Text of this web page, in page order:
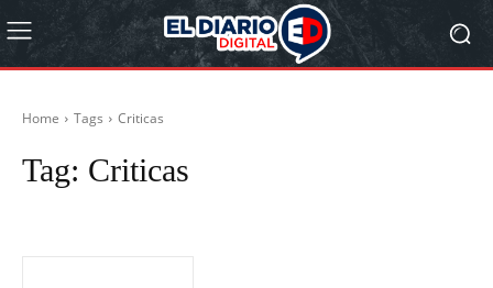
Home Tags Criticas
Tag: Criticas